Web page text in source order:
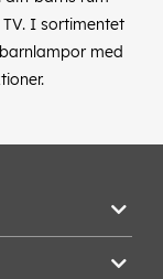
I sortimentet
med